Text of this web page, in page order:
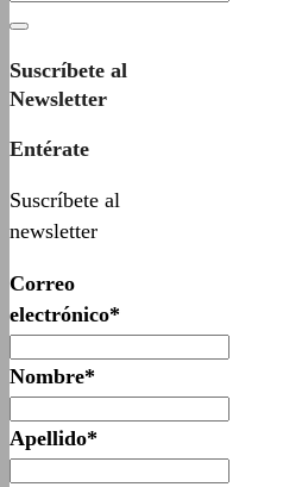
Suscríbete al
Newsletter
Entérate
Suscríbete al
newsletter
Correo
electrónico*
Nombre*
Apellido*